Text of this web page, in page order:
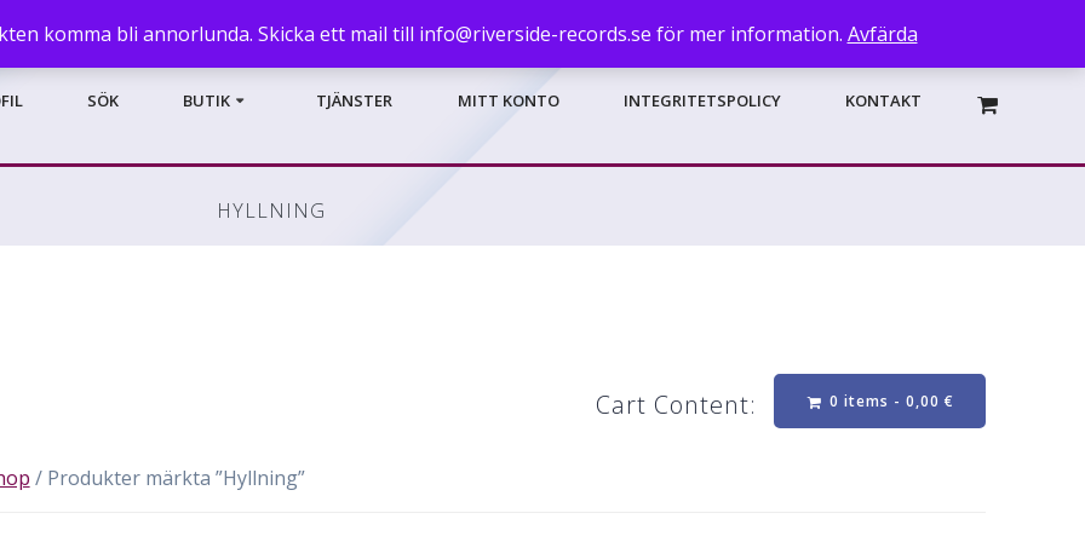
komma bli annorlunda. Skicka ett mail till info@riverside-records.se för mer information. Avfärda
SÖK BUTIK TJÄNSTER MITT KONTO INTEGRITETSPOLICY KONTAKT
HYLLNING
Cart Content: 0 items - 0,00 €
/ Produkter märkta ”Hyllning”